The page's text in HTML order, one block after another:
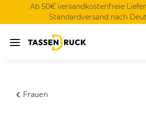
Ab 50€ versandkostenfreie
Standardversand nach
Frauen